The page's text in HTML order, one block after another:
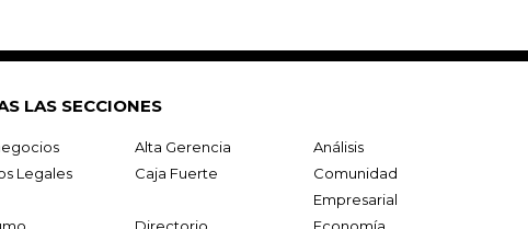
LAS SECCIONES
Alta Gerencia
Análisis
Legales
Caja Fuerte
Comunidad
Empresarial